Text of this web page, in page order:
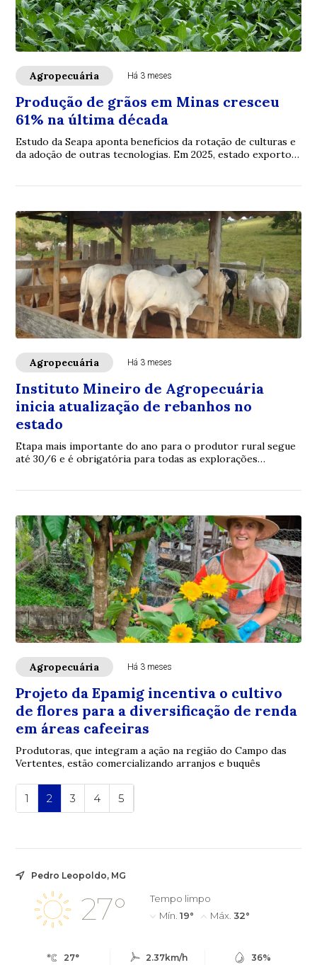
Agropecuária Há 3 meses
Produção de grãos em Minas cresceu
61% na última década
Estudo da Seapa aponta benefícios da rotação de culturas e
da adoção de outras tecnologias. Em 2025, estado exportou
Agropecuária Há 3 meses
Instituto Mineiro de Agropecuária
inicia atualização de rebanhos no
estado
Etapa mais importante do ano para o produtor rural segue
até 30/6 e é obrigatória para todas as explorações
Agropecuária Há 3 meses
Projeto da Epamig incentiva o cultivo
de flores para a diversificação de renda
em áreas cafeeiras
Produtoras, que integram a ação na região do Campo das
Vertentes, estão comercializando arranjos e buquês
1 2 3 4 5
Pedro Leopoldo, MG
27°
Tempo limpo
Mín. 19° Máx. 32°
27° 2.37km/h 36%